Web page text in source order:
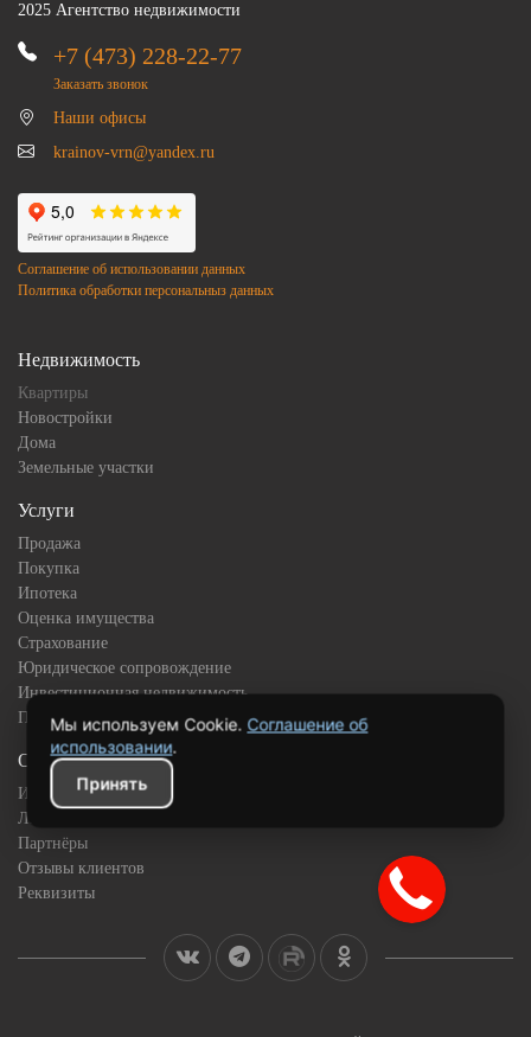
2025 Агентство недвижимости
+7 (473) 228-22-77
Заказать звонок
Наши офисы
krainov-vrn@yandex.ru
Соглашение об использовании данных
Политика обработки персональныз данных
Недвижимость
Квартиры
Новостройки
Дома
Земельные участки
Услуги
Продажа
Покупка
Ипотека
Оценка имущества
Страхование
Юридическое сопровождение
Инвестиционная недвижимость
Подбор квартиры в новостройке
О компании
История
Лицензии и сертификаты
Партнёры
Отзывы клиентов
Реквизиты
Мы используем Cookie. Соглашение об
использовании.
Принять